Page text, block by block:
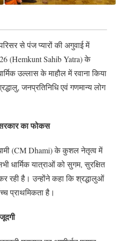
से पंज प्यारों की अगुवाई में
(Hemkunt Sahib Yatra) के
उल्लास के माहौल में रवाना किया
जनप्रतिनिधि एवं गणमान्य लोग
का फोकस
(CM Dhami) के कुशल नेतृत्व में
धार्मिक यात्राओं को सुगम, सुरक्षित
रही है। उन्होंने कहा कि श्रद्धालुओं
प्राथमिकता है।